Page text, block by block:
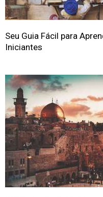
Seu Guia Fácil para
Iniciantes